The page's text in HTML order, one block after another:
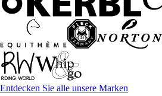
Entdecken Sie alle unsere Marken